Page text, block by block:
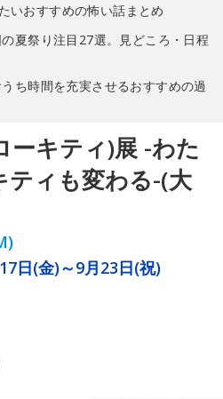
いおすすめの怖い話まとめ
の夏祭り注目27選。見どころ・日程
うち時間を充実させるおすすめの過
キティ)展 -わた
ティも変わる-(大
日(金)～9月23日(祝)